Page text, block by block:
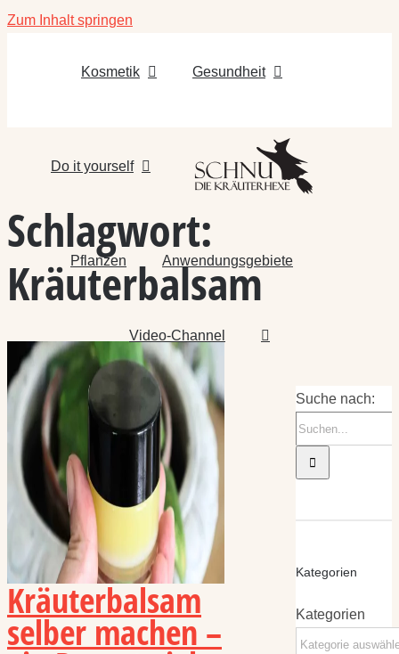
Zum Inhalt springen
Kosmetik Gesundheit
Do it yourself
Pflanzen Anwendungsgebiete
Video-Channel
Schlagwort:
Kräuterbalsam
Kräuterbalsam
selber machen –
Suche nach:
Kategorien
Kategorien